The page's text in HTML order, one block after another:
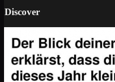
Discover